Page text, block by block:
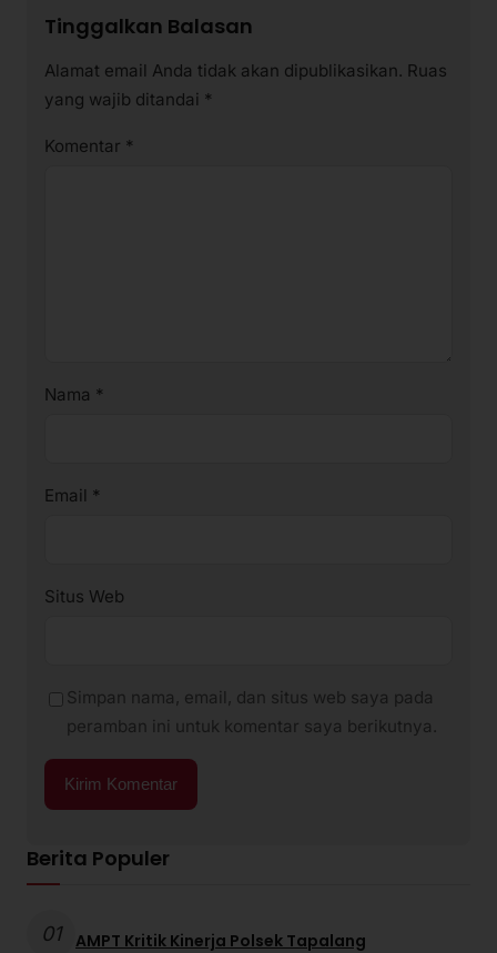
Tinggalkan Balasan
Alamat email Anda tidak akan dipublikasikan. Ruas
yang wajib ditandai *
Komentar *
Nama *
Email *
Situs Web
Simpan nama, email, dan situs web saya pada
peramban ini untuk komentar saya berikutnya.
Berita Populer
01 AMPT Kritik Kinerja Polsek Tapalang